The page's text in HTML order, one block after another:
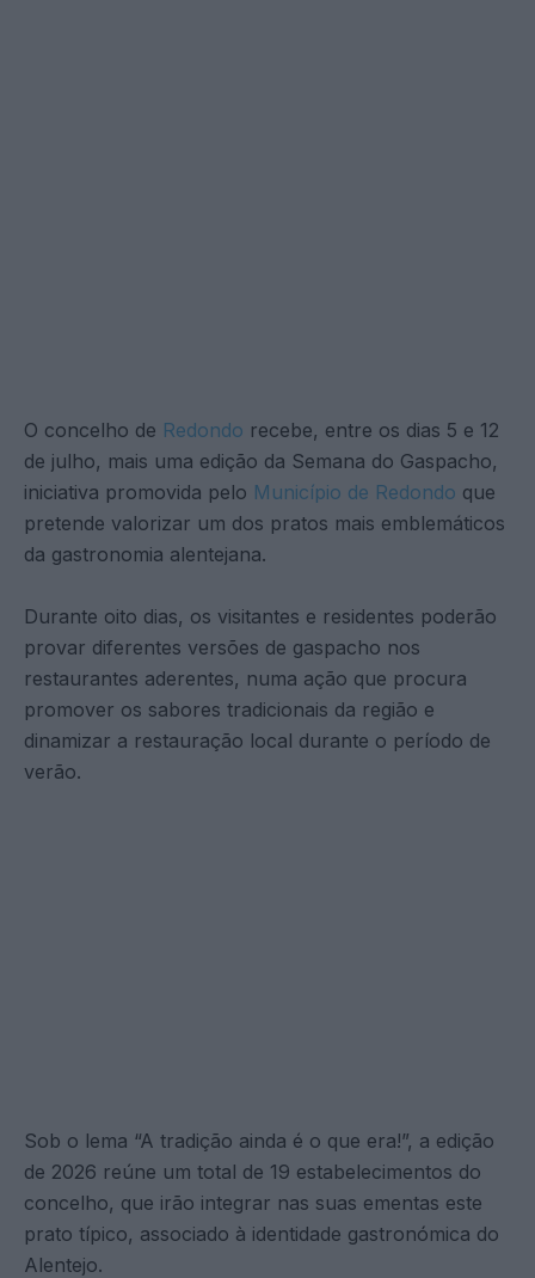
O concelho de Redondo recebe, entre os dias 5 e 12
de julho, mais uma edição da Semana do Gaspacho,
iniciativa promovida pelo Município de Redondo que
pretende valorizar um dos pratos mais emblemáticos
da gastronomia alentejana.
Durante oito dias, os visitantes e residentes poderão
provar diferentes versões de gaspacho nos
restaurantes aderentes, numa ação que procura
promover os sabores tradicionais da região e
dinamizar a restauração local durante o período de
verão.
Sob o lema “A tradição ainda é o que era!”, a edição
de 2026 reúne um total de 19 estabelecimentos do
concelho, que irão integrar nas suas ementas este
prato típico, associado à identidade gastronómica do
Alentejo.